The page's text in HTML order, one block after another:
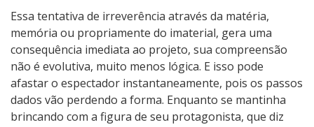
Essa tentativa de irreverência através da matéria,
memória ou propriamente do imaterial, gera uma
consequência imediata ao projeto, sua compreensão
não é evolutiva, muito menos lógica. E isso pode
afastar o espectador instantaneamente, pois os passos
dados vão perdendo a forma. Enquanto se mantinha
brincando com a figura de seu protagonista, que diz